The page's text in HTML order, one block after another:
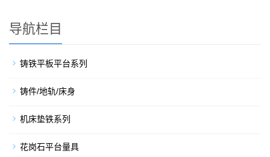
导航栏目
铸铁平板平台系列
铸件/地轨/床身
机床垫铁系列
花岗石平台量具